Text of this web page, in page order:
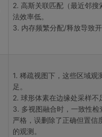
2. 高斯关联匹配（最近邻搜
法效率低。
3. 内存频繁分配/释放导致
1. 稀疏视图下，这些区域观
足。
2. 球形体素在边缘处采样不
3. 多视图融合时，一致性检
严格，误删除了正确但置信
的观测。